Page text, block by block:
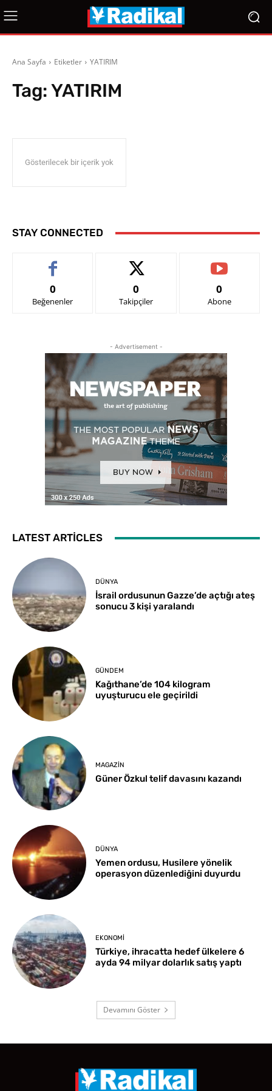
Ana Sayfa Etiketler YATIRIM
Tag:YATIRIM
Gösterilecek bir içerik yok
STAY CONNECTED
0
Beğenenler
0
Takipçiler
0
Abone
- Advertisement -
LATEST ARTICLES
DÜNYA
İsrail ordusunun Gazze’de açtığı ateş
sonucu 3 kişi yaralandı
GÜNDEM
Kağıthane’de 104 kilogram
uyuşturucu ele geçirildi
MAGAZIN
Güner Özkul telif davasını kazandı
DÜNYA
Yemen ordusu, Husilere yönelik
operasyon düzenlediğini duyurdu
EKONOMI
Türkiye, ihracatta hedef ülkelere 6
ayda 94 milyar dolarlık satış yaptı
Devamını Göster